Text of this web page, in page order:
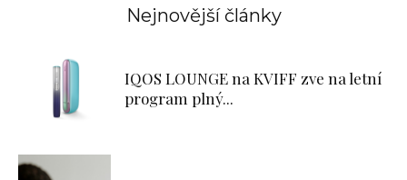
Nejnovější články
IQOS LOUNGE na KVIFF zve na letní
program plný...